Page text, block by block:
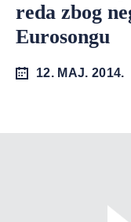
reda zbog
Eurosongu
12. MAJ. 2014.